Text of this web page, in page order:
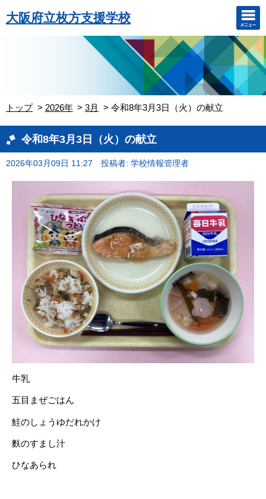
大阪府立枚方支援学校
トップ 2026年 3月 令和8年3月3日（火）の献立
令和8年3月3日（火）の献立
2026年03月09日 11:27 投稿者: 学校情報管理者
牛乳
五目まぜごはん
鮭のしょうゆだれかけ
麩のすまし汁
ひなあられ